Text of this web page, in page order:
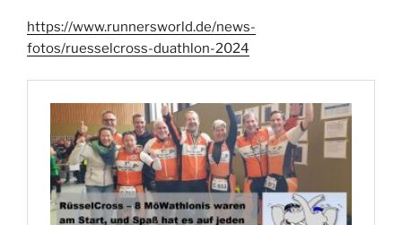
https://www.runnersworld.de/news-
fotos/ruesselcross-duathlon-2024